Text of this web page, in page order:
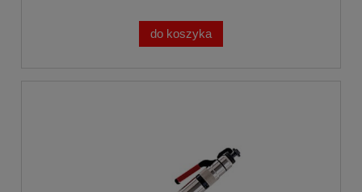
do koszyka